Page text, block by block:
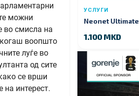
можни
во смисла на
воопшто
луѓе во
од сите
се врши
интерест.
УСЛУГИ
Neonet Ultimate
1.100 MKD